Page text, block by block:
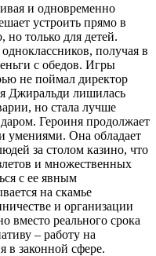
и одновременно
устроить прямо в
но только для детей.
получая в
с обедов. Игры
не поймал директор
Джиральди лишилась
но стала лучше
Героиня продолжает
умениями. Она обладает
за столом казино, что
и множественных
с ее явным
на скамье
и организации
вместо реального срока
– работу на
в законной сфере.